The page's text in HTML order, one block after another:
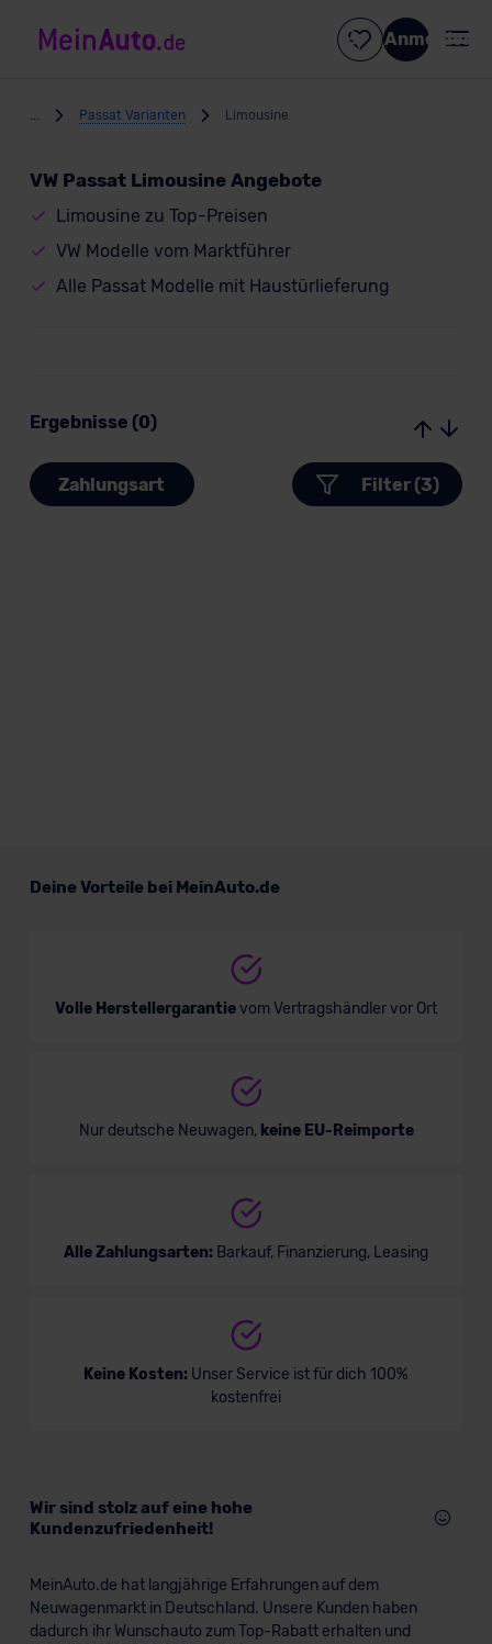
Anmelden
Passat Varianten Limousine
VW Passat Limousine Angebote
Limousine zu Top-Preisen
VW Modelle vom Marktführer
Alle Passat Modelle mit Haustürlieferung
Ergebnisse (0)
Zahlungsart Filter (3)
Deine Vorteile bei MeinAuto.de
Volle Herstellergarantievom Vertragshändler vor Ort
Nur deutsche Neuwagen, keine EU-Reimporte
Alle Zahlungsarten: Barkauf, Finanzierung, Leasing
Keine Kosten: Unser Service ist für dich 100%
kostenfrei
Wir sind stolz auf eine hohe
Kundenzufriedenheit!
MeinAuto.de hat langjährige Erfahrungen auf dem
Neuwagenmarkt in Deutschland. Unsere Kunden haben
dadurch ihr Wunschauto zum Top-Rabatt erhalten und